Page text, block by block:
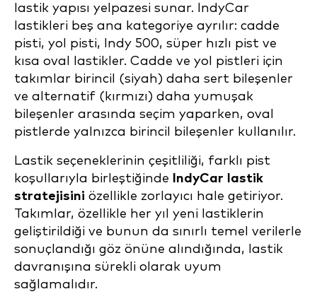
lastik yapısı yelpazesi sunar. IndyCar
lastikleri beş ana kategoriye ayrılır: cadde
pisti, yol pisti, Indy 500, süper hızlı pist ve
kısa oval lastikler. Cadde ve yol pistleri için
takımlar birincil (siyah) daha sert bileşenler
ve alternatif (kırmızı) daha yumuşak
bileşenler arasında seçim yaparken, oval
pistlerde yalnızca birincil bileşenler kullanılır.
Lastik seçeneklerinin çeşitliliği, farklı pist
koşullarıyla birleştiğinde
IndyCar lastik
stratejisini özellikle zorlayıcı hale getiriyor.
Takımlar, özellikle her yıl yeni lastiklerin
geliştirildiği ve bunun da sınırlı temel verilerle
sonuçlandığı göz önüne alındığında, lastik
davranışına sürekli olarak uyum
sağlamalıdır.